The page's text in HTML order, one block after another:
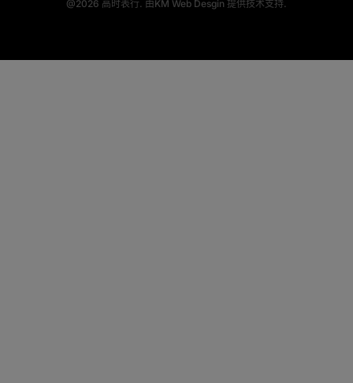
@2026 高时表行. 由KM Web Desgin 提供技术支持.